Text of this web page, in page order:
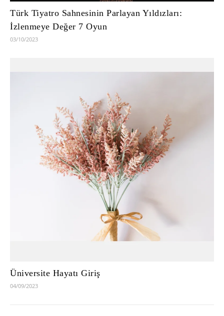
Türk Tiyatro Sahnesinin Parlayan Yıldızları:
İzlenmeye Değer 7 Oyun
03/10/2023
Üniversite Hayatı Giriş
04/09/2023